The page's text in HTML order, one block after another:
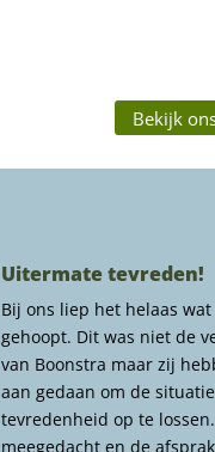
Bekijk
Uitermate tevreden!
Bij ons liep het helaas
gehoopt. Dit was niet de
van Boonstra maar zij
aan gedaan om de
tevredenheid op te
meegedacht en de